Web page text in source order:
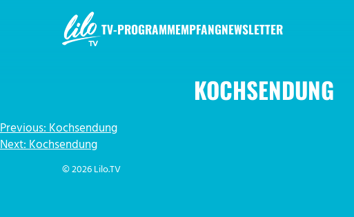
TV-PROGRAMMEMPFANGNEWSLETTER
KOCHSENDUNG
BEITRAGSNAVIGATION
Previous:Kochsendung
Next:Kochsendung
© 2026 Lilo.TV